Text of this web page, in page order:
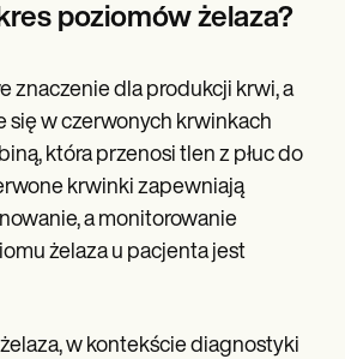
poziomów żelaza?
znaczenie dla produkcji krwi, a
się w czerwonych krwinkach
która przenosi tlen z płuc do
krwinki zapewniają
a monitorowanie
żelaza u pacjenta jest
w kontekście diagnostyki